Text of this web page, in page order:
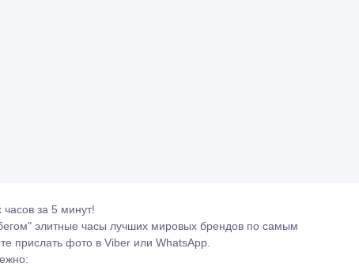
за 5 минут!
элитные часы лучших мировых брендов по самым
прислать фото в Viber или WhatsApp.